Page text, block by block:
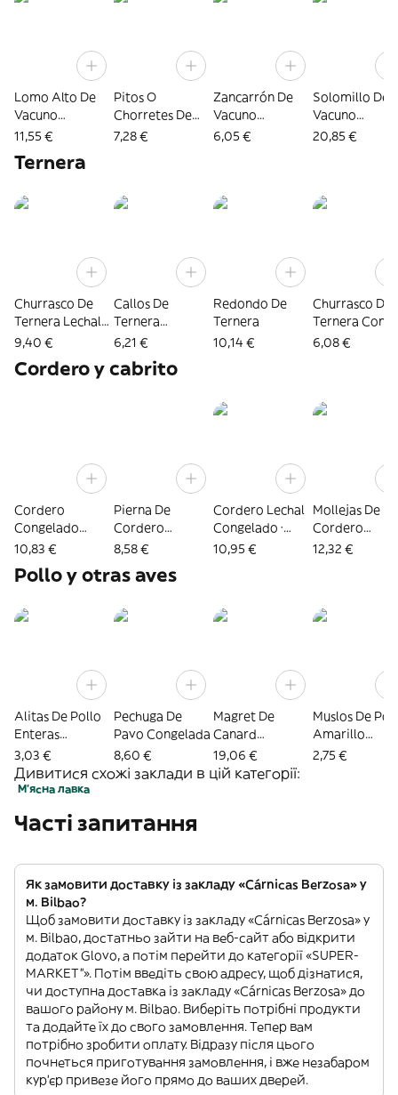
Lomo Alto De
Vacuno
Congelado +2,5 ·
Aprox.
11,55 €
Pitos O
Chorretes De
Bovino
7,28 €
Zancarrón De
Vacuno
Congelado ·
6,05 €
Solomillo De
Vacuno
Congelado +3 ·
20,85 €
Ternera
Churrasco De
Ternera Lechal
Congelado
9,40 €
Callos De
Ternera
Congelados
6,21 €
Redondo De
Ternera
10,14 €
Churrasco De
Ternera
6,08 €
Cordero y cabrito
Cordero
Congelado
Leche Pequeño ·
Aprox.
10,83 €
Pierna De
Cordero
Congelada · 2
Aprox.
8,58 €
Cordero Lechal
Congelado ·
Pieza De 6 Kg
10,95 €
Mollejas De
Cordero
Congeladas
12,32 €
Pollo y otras aves
Alitas De Pollo
Enteras
Congeladas
3,03 €
Pechuga De
Pavo Congelada
8,60 €
Magret De
Canard
Congelado ·
Pieza De 350-
400 G Aprox.
19,06 €
Muslos De
Amarillo
Congelados
2,75 €
Дивитися схожі заклади в цій категорії:
М’ясна лавка
Часті запитання
Як замовити доставку із закладу «Cárnicas Berzosa» у
м. Bilbao?
Щоб замовити доставку із закладу «Cárnicas Berzosa» у
м. Bilbao, достатньо зайти на веб-сайт або відкрити
додаток Glovo, а потім перейти до категорії «SUPER-
MARKET”». Потім введіть свою адресу, щоб дізнатися,
чи доступна доставка із закладу «Cárnicas Berzosa» до
вашого району м. Bilbao. Виберіть потрібні продукти
та додайте їх до свого замовлення. Тепер вам
потрібно зробити оплату. Відразу після цього
почнеться приготування замовлення, і вже незабаром
кур'єр привезе його прямо до ваших дверей.